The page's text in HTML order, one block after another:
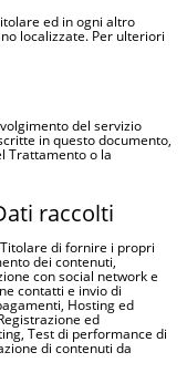
ed in ogni altro
localizzate. Per ulteriori
del servizio
in questo documento,
Trattamento o la
raccolti
di fornire i propri
dei contenuti,
con social network e
contatti e invio di
Hosting ed
ed
Test di performance di
di contenuti da